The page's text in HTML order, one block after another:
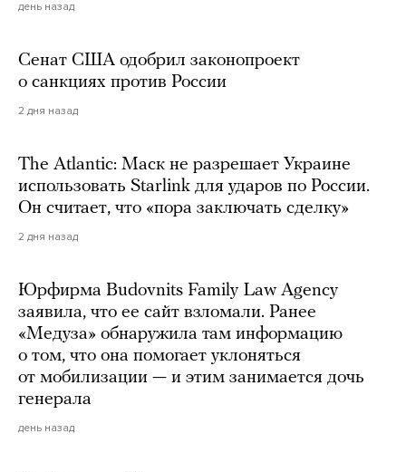
день назад
Сенат США одобрил законопроект
о санкциях против России
2 дня назад
The Atlantic: Маск не разрешает Украине
использовать Starlink для ударов по России.
Он считает, что «пора заключать сделку»
2 дня назад
Юрфирма Budovnits Family Law Agency
заявила, что ее сайт взломали. Ранее
«Медуза» обнаружила там информацию
о том, что она помогает уклоняться
от мобилизации — и этим занимается дочь
генерала
день назад